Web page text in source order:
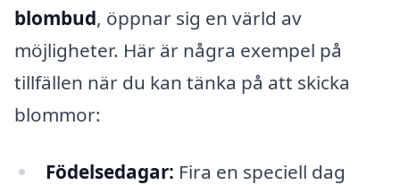
blombud, öppnar sig en värld av
möjligheter. Här är några exempel på
tillfällen när du kan tänka på att skicka
blommor:
Födelsedagar: Fira en speciell dag